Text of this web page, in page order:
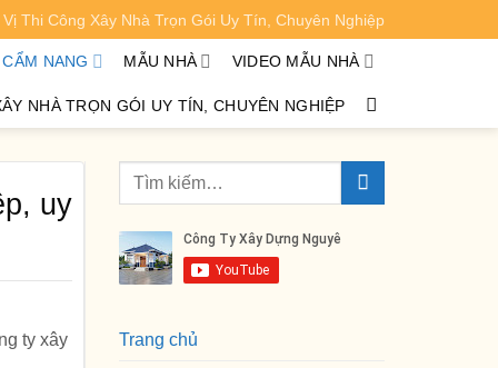
Thi Công Xây Nhà Trọn Gói Uy Tín, Chuyên Nghiệp
CẨM NANG MẪU NHÀ VIDEO MẪU NHÀ
NHÀ TRỌN GÓI UY TÍN, CHUYÊN NGHIỆP
uy
ty xây
Trang chủ
XEM CHI TIẾT